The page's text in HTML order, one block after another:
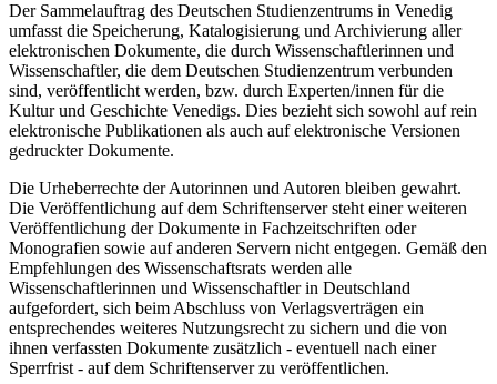
Der Sammelauftrag des Deutschen Studienzentrums in Venedig
umfasst die Speicherung, Katalogisierung und Archivierung aller
elektronischen Dokumente, die durch Wissenschaftlerinnen und
Wissenschaftler, die dem Deutschen Studienzentrum verbunden
sind, veröffentlicht werden, bzw. durch Experten/innen für die
Kultur und Geschichte Venedigs. Dies bezieht sich sowohl auf rein
elektronische Publikationen als auch auf elektronische Versionen
gedruckter Dokumente.
Die Urheberrechte der Autorinnen und Autoren bleiben gewahrt.
Die Veröffentlichung auf dem Schriftenserver steht einer weiteren
Veröffentlichung der Dokumente in Fachzeitschriften oder
Monografien sowie auf anderen Servern nicht entgegen. Gemäß den
Empfehlungen des Wissenschaftsrats werden alle
Wissenschaftlerinnen und Wissenschaftler in Deutschland
aufgefordert, sich beim Abschluss von Verlagsverträgen ein
entsprechendes weiteres Nutzungsrecht zu sichern und die von
ihnen verfassten Dokumente zusätzlich - eventuell nach einer
Sperrfrist - auf dem Schriftenserver zu veröffentlichen.